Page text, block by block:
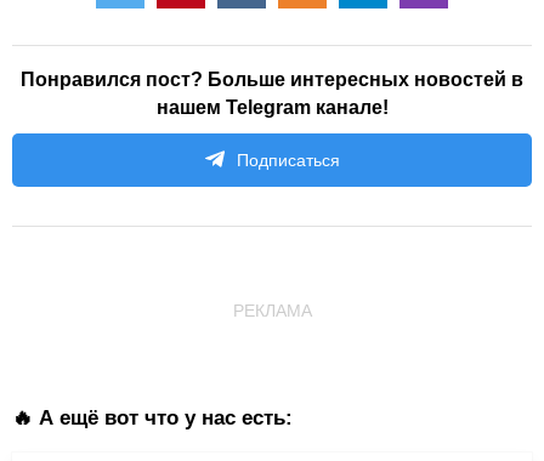
Понравился пост? Больше интересных новостей в
нашем Telegram канале!
Подписаться
РЕКЛАМА
🔥 А ещё вот что у нас есть: